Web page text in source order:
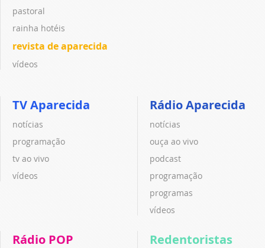
pastoral
rainha hotéis
revista de aparecida
vídeos
TV Aparecida
notícias
programação
tv ao vivo
vídeos
Rádio Aparecida
notícias
ouça ao vivo
podcast
programação
programas
vídeos
Rádio POP Redentoristas